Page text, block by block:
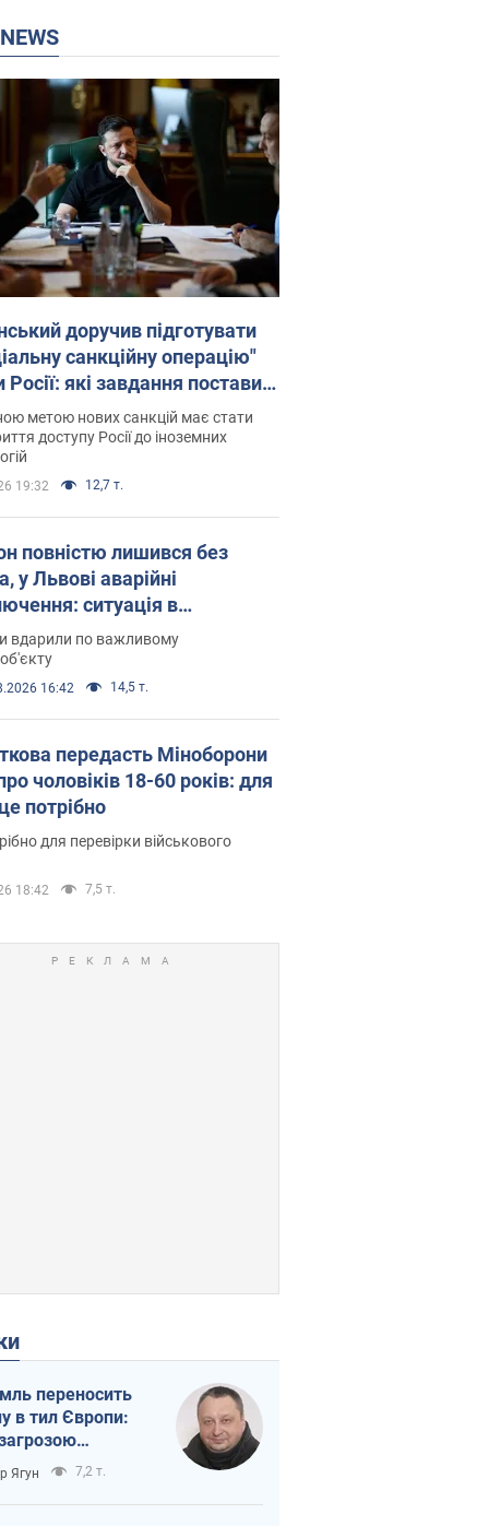
NEWS
доручив підготувати
санкційну операцію"
Росії: які завдання поставив
Фото
метою нових санкцій має стати
доступу Росії до іноземних
19:32 12,7 т.
повністю лишився без
у Львові аварійні
ситуація в
6 серпня
вдарили по важливому
16:42 14,5 т.
передасть Міноборони
чоловіків 18-60 років: для
потрібно
для перевірки військового
18:42 7,5 т.
переносить
в тил Європи:
логістика
Ягун 7,2 т.